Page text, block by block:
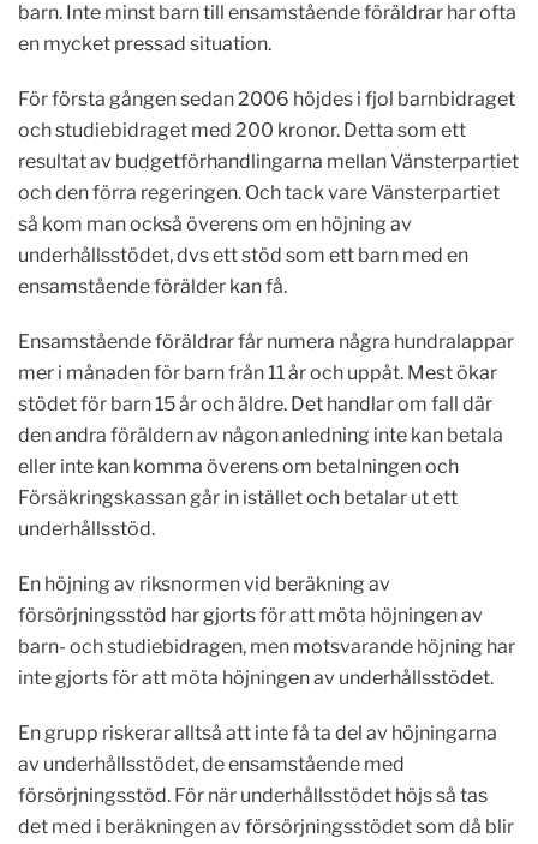
barn. Inte minst barn till ensamstående föräldrar har ofta
en mycket pressad situation.
För första gången sedan 2006 höjdes i fjol barnbidraget
och studiebidraget med 200 kronor. Detta som ett
resultat av budgetförhandlingarna mellan Vänsterpartiet
och den förra regeringen. Och tack vare Vänsterpartiet
så kom man också överens om en höjning av
underhållsstödet, dvs ett stöd som ett barn med en
ensamstående förälder kan få.
Ensamstående föräldrar får numera några hundralappar
mer i månaden för barn från 11 år och uppåt. Mest ökar
stödet för barn 15 år och äldre. Det handlar om fall där
den andra föräldern av någon anledning inte kan betala
eller inte kan komma överens om betalningen och
Försäkringskassan går in istället och betalar ut ett
underhållsstöd.
En höjning av riksnormen vid beräkning av
försörjningsstöd har gjorts för att möta höjningen av
barn- och studiebidragen, men motsvarande höjning har
inte gjorts för att möta höjningen av underhållsstödet.
En grupp riskerar alltså att inte få ta del av höjningarna
av underhållsstödet, de ensamstående med
försörjningsstöd. För när underhållsstödet höjs så tas
det med i beräkningen av försörjningsstödet som då blir